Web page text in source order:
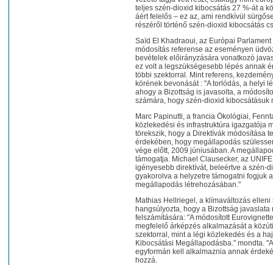
teljes szén-dioxid kibocsátás 27 %-át a
áért felelős – ez az, ami rendkívül
részéről történő szén-dioxid kibocsátás
Saïd El Khadraoui, az Európai
módosítás referense az eseményen
bevételek előirányzására vonatkozó
ez volt a legszükségesebb lépés annak
többi szektorral. Mint referens,
körének bevonását : "A torlódás, a helyi
ahogy a Bizottság is javasolta, a
számára, hogy szén-dioxid
Marc Papinutti, a francia Ökológiai,
közlekedési és infrastruktúra igazgatója
törekszik, hogy a Direktívák módosítása
érdekében, hogy megállapodás
vége előtt, 2009 júniusában. A
támogatja. Michael Clausecker, az
igényesebb direktívát, beleértve a szén-
gyakorolva a helyzetre támogatni fogjuk
megállapodás létrehozásában."
Mathias Hellriegel, a klímaváltozás
hangsúlyozta, hogy a Bizottság
felszámítására: "A módosított
megfelelő árképzés alkalmazását a
szektorral, mint a légi közlekedés és a
Kibocsátási Megállapodásba." mondta.
egyformán kell alkalmaznia annak
hozzá.